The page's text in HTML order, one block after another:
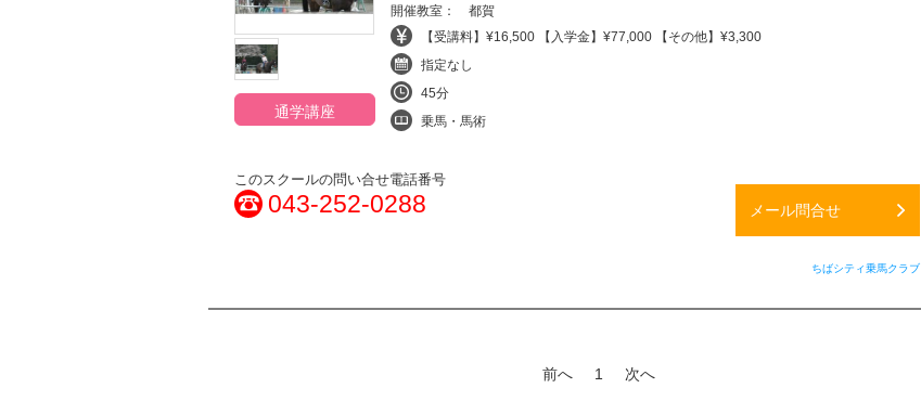
通学講座
開催教室： 都賀
【受講料】¥16,500 【入学金】¥77,000 【その他】¥3,300
指定なし
45分
乗馬・馬術
このスクールの問い合せ電話番号
043-252-0288 メール問合せ
ちばシティ乗馬クラブ
前へ 1 次へ